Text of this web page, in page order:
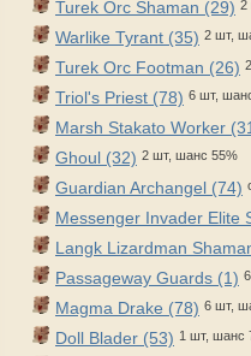
Turek Orc Shaman (29) 2
Warlike Tyrant (35) 2 шт,
Turek Orc Footman (26)
Triol's Priest (78) 6 шт,
Marsh Stakato Worker
Ghoul (32) 2 шт, шанс 55%
Guardian Archangel (74)
Messenger Invader Elite
Langk Lizardman
Passageway Guards (1)
Magma Drake (78) 6 шт,
Doll Blader (53) 1 шт, шанс